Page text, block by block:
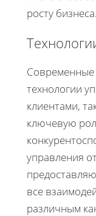
росту бизнеса.
технологии
клиентами,
ключевую
управления
все
различным